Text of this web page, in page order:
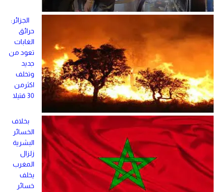
الجزائر:
حرائق
الغابات
تعود من
جديد
وتخلف
اكثرمن
30 قتيلا
بخلاف
الخسائر
البشرية
زلزال
المغرب
يخلف
خسائر